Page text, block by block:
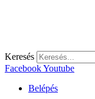
Keresés
FacebookYoutube
Belépés